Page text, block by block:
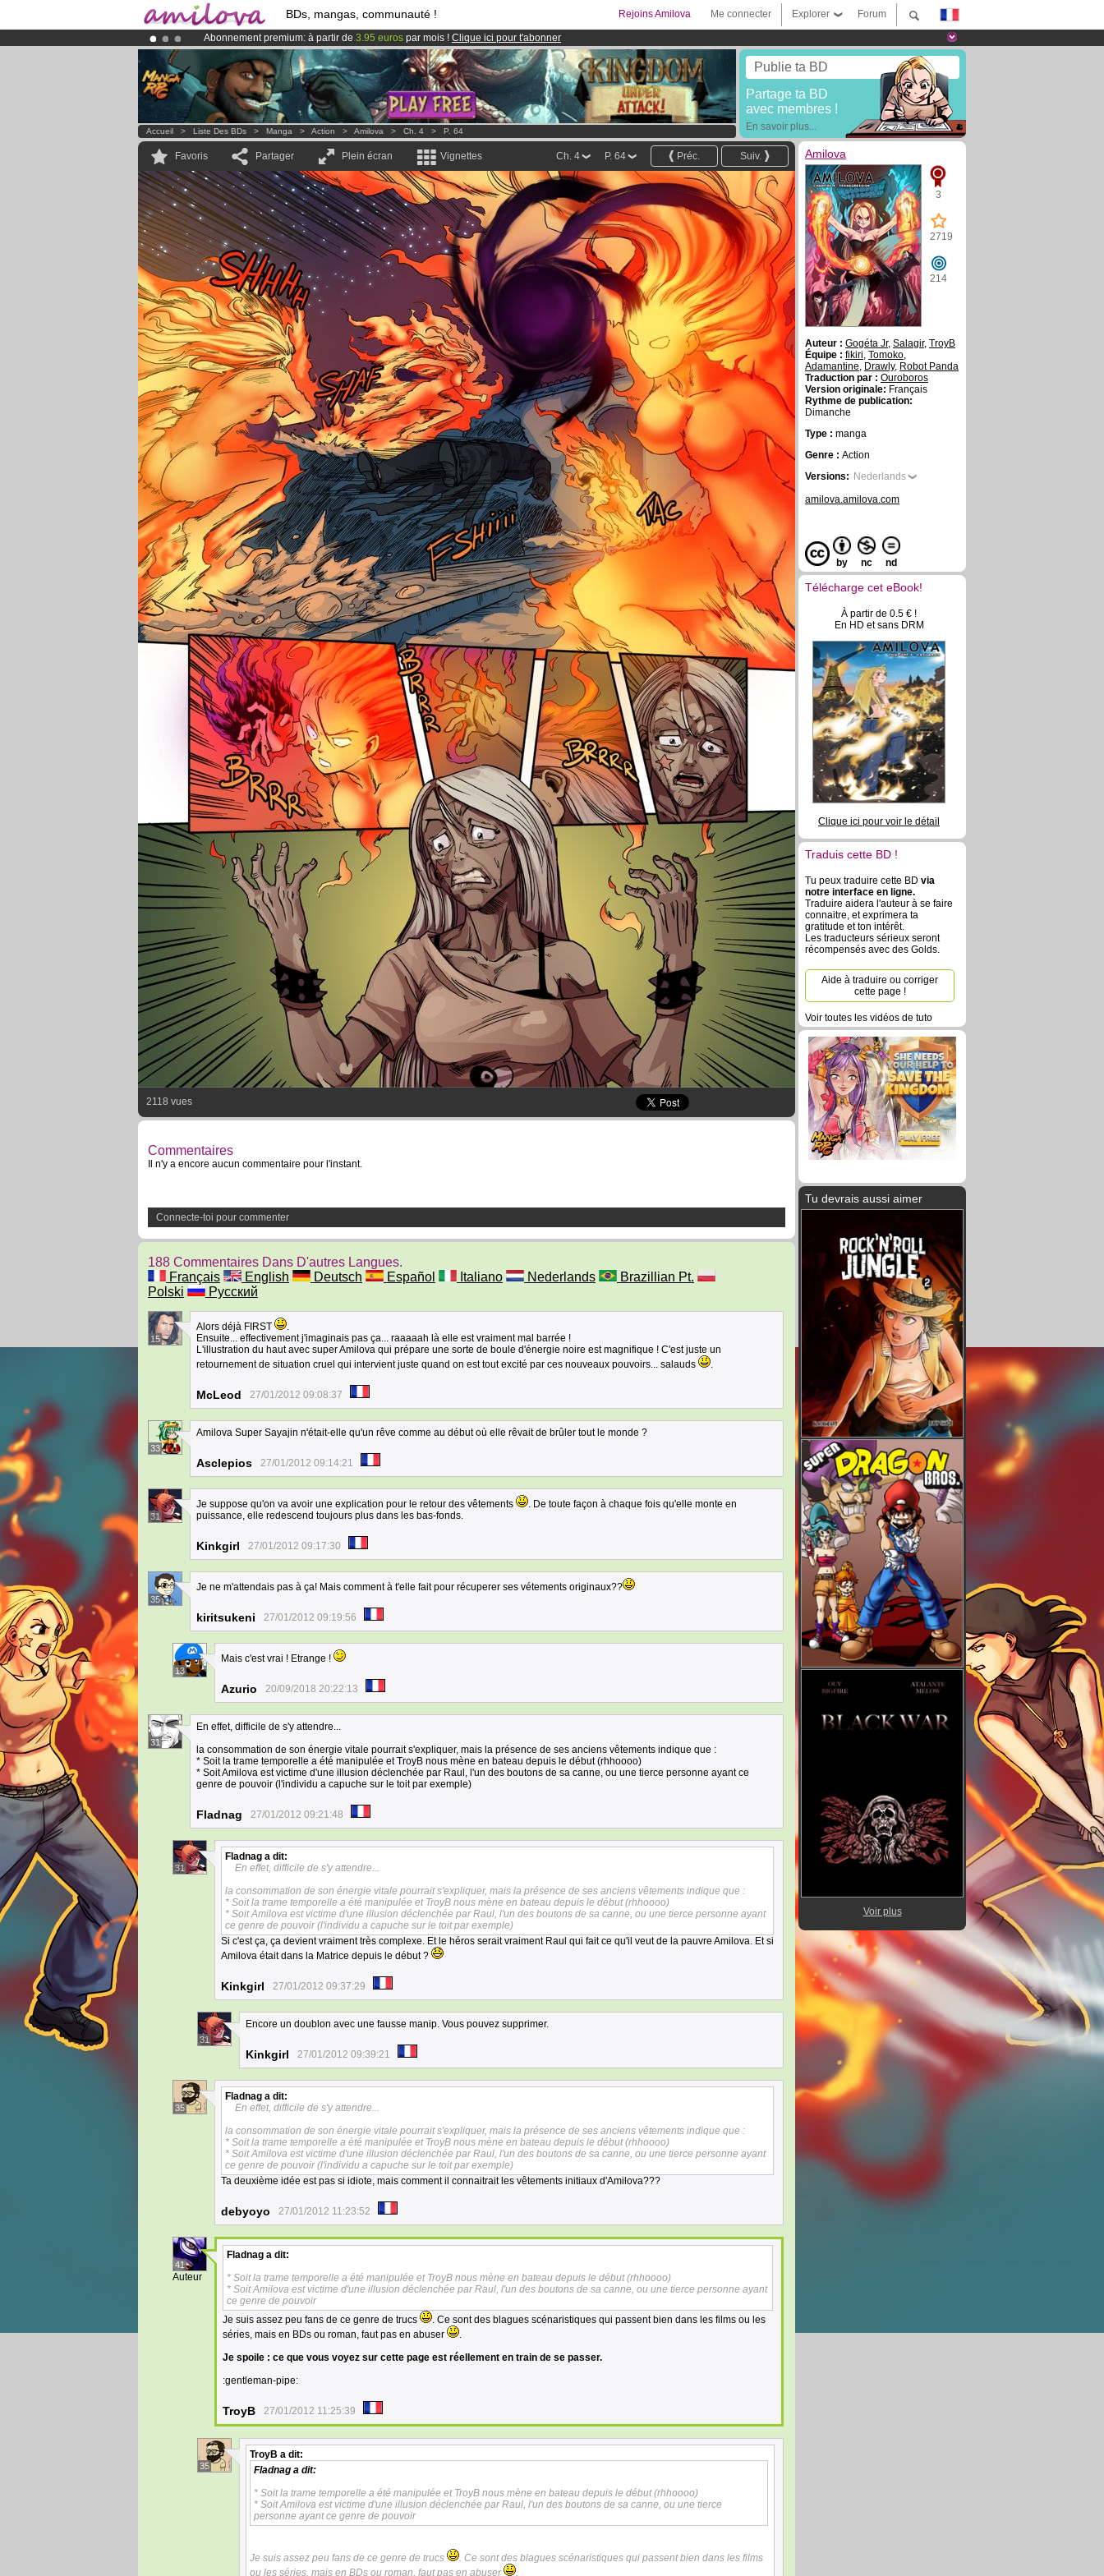
BDs, mangas, communauté ! Forum
Explorer
Me connecter
Rejoins Amilova
Abonnement premium: à partir de 3.95 euros par mois ! Clique ici pour t'abonner
LeKickstarter Amilova est désormais lancé!.
Déjà 134393membreset 1208BDs & Mangas!
Publie ta BD
Partage ta BD
avec membres !
En savoir plus...
Accueil > Liste Des BDs > Manga > Action > Amilova > Ch. 4 > P. 64
Favoris Partager Plein écran Vignettes Suiv.
Préc.
P. 64
Ch. 4
2118 vues
Commentaires
Il n'y a encore aucun commentaire pour l'instant.
Connecte-toi pour commenter
188 Commentaires Dans D'autres Langues.
Français
English Deutsch Español Italiano Nederlands
Brazillian Pt.
Polski
Русский
15
Alors déjà FIRST
.
Ensuite... effectivement j'imaginais pas ça... raaaaah là elle est vraiment mal barrée !
L'illustration du haut avec super Amilova qui prépare une sorte de boule d'énergie noire est magnifique ! C'est juste un
retournement de situation cruel qui intervient juste quand on est tout excité par ces nouveaux pouvoirs... salauds
.
McLeod 27/01/2012 09:08:37
33
Amilova Super Sayajin n'était-elle qu'un rêve comme au début où elle rêvait de brûler tout le monde ?
Asclepios 27/01/2012 09:14:21
31
Je suppose qu'on va avoir une explication pour le retour des vêtements
. De toute façon à chaque fois qu'elle monte en
puissance, elle redescend toujours plus dans les bas-fonds.
Kinkgirl 27/01/2012 09:17:30
35
Je ne m'attendais pas à ça! Mais comment à t'elle fait pour récuperer ses vétements originaux??
kiritsukeni 27/01/2012 09:19:56
13
Mais c'est vrai ! Etrange !
Azurio 20/09/2018 20:22:13
31
En effet, difficile de s'y attendre...
la consommation de son énergie vitale pourrait s'expliquer, mais la présence de ses anciens vêtements indique que :
* Soit la trame temporelle a été manipulée et TroyB nous mène en bateau depuis le début (rhhoooo)
* Soit Amilova est victime d'une illusion déclenchée par Raul, l'un des boutons de sa canne, ou une tierce personne ayant ce
genre de pouvoir (l'individu a capuche sur le toit par exemple)
Fladnag 27/01/2012 09:21:48
31
Fladnag a dit:
En effet, difficile de s'y attendre...
la consommation de son énergie vitale pourrait s'expliquer, mais la présence de ses anciens vêtements indique que :
* Soit la trame temporelle a été manipulée et TroyB nous mène en bateau depuis le début (rhhoooo)
* Soit Amilova est victime d'une illusion déclenchée par Raul, l'un des boutons de sa canne, ou une tierce personne ayant
ce genre de pouvoir (l'individu a capuche sur le toit par exemple)
Si c'est ça, ça devient vraiment très complexe. Et le héros serait vraiment Raul qui fait ce qu'il veut de la pauvre Amilova. Et si
Amilova était dans la Matrice depuis le début ?
Kinkgirl 27/01/2012 09:37:29
31
Encore un doublon avec une fausse manip. Vous pouvez supprimer.
Kinkgirl 27/01/2012 09:39:21
35
Fladnag a dit:
En effet, difficile de s'y attendre...
la consommation de son énergie vitale pourrait s'expliquer, mais la présence de ses anciens vêtements indique que :
* Soit la trame temporelle a été manipulée et TroyB nous mène en bateau depuis le début (rhhoooo)
* Soit Amilova est victime d'une illusion déclenchée par Raul, l'un des boutons de sa canne, ou une tierce personne ayant
ce genre de pouvoir (l'individu a capuche sur le toit par exemple)
Ta deuxième idée est pas si idiote, mais comment il connaitrait les vêtements initiaux d'Amilova???
debyoyo 27/01/2012 11:23:52
41
Auteur
Fladnag a dit:
* Soit la trame temporelle a été manipulée et TroyB nous mène en bateau depuis le début (rhhoooo)
* Soit Amilova est victime d'une illusion déclenchée par Raul, l'un des boutons de sa canne, ou une tierce personne ayant
ce genre de pouvoir
Je suis assez peu fans de ce genre de trucs
. Ce sont des blagues scénaristiques qui passent bien dans les films ou les
séries, mais en BDs ou roman, faut pas en abuser
.
Je spoile : ce que vous voyez sur cette page est réellement en train de se passer.
:gentleman-pipe:
TroyB 27/01/2012 11:25:39
35
TroyB a dit:
Fladnag a dit:
* Soit la trame temporelle a été manipulée et TroyB nous mène en bateau depuis le début (rhhoooo)
* Soit Amilova est victime d'une illusion déclenchée par Raul, l'un des boutons de sa canne, ou une tierce
personne ayant ce genre de pouvoir
Je suis assez peu fans de ce genre de trucs
. Ce sont des blagues scénaristiques qui passent bien dans les films
ou les séries, mais en BDs ou roman, faut pas en abuser
.
Amilova
3
2719
214
Auteur : Gogéta Jr, Salagir, TroyB
Équipe : fikiri, Tomoko,
Adamantine, Drawly, Robot Panda
Traduction par : Ouroboros
Version originale: Français
Rythme de publication:
Dimanche
Type : manga
Genre : Action
Versions: Nederlands
amilova.amilova.com
by nc nd
Télécharge cet eBook!
À partir de 0.5 € !
En HD et sans DRM
Clique ici pour voir le détail
Traduis cette BD !
Tu peux traduire cette BD via
notre interface en ligne.
Traduire aidera l'auteur à se faire
connaitre, et exprimera ta
gratitude et ton intérêt.
Les traducteurs sérieux seront
récompensés avec des Golds.
Aide à traduire ou corriger
cette page !
Voir toutes les vidéos de tuto
Tu devrais aussi aimer
Voir plus